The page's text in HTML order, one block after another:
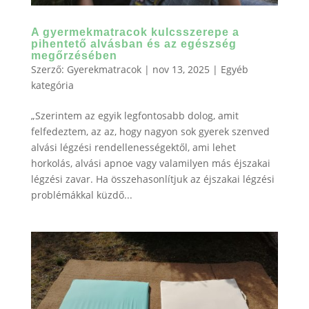
A gyermekmatracok kulcsszerepe a
pihentető alvásban és az egészség
megőrzésében
Szerző: Gyerekmatracok| nov 13, 2025 | Egyéb
kategória
„Szerintem az egyik legfontosabb dolog, amit
felfedeztem, az az, hogy nagyon sok gyerek szenved
alvási légzési rendellenességektől, ami lehet
horkolás, alvási apnoe vagy valamilyen más éjszakai
légzési zavar. Ha összehasonlítjuk az éjszakai légzési
problémákkal küzdő...